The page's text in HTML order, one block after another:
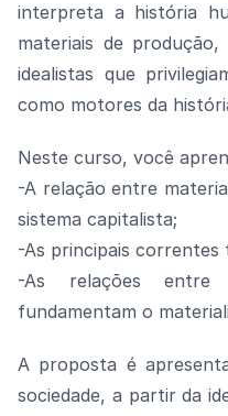
interpreta a história
materiais de
idealistas que
como motores da
Neste curso, você
-A relação entre
sistema capitalista;
-As principais correntes
-As relações
fundamentam o
A proposta é
sociedade, a partir da